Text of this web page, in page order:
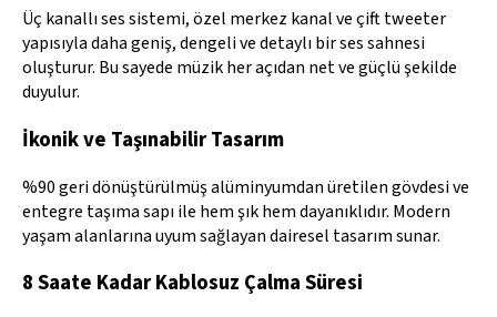
Üç kanallı ses sistemi, özel merkez kanal ve çift tweeter
yapısıyla daha geniş, dengeli ve detaylı bir ses sahnesi
oluşturur. Bu sayede müzik her açıdan net ve güçlü şekilde
duyulur.
İkonik ve Taşınabilir Tasarım
%90 geri dönüştürülmüş alüminyumdan üretilen gövdesi ve
entegre taşıma sapı ile hem şık hem dayanıklıdır. Modern
yaşam alanlarına uyum sağlayan dairesel tasarım sunar.
8 Saate Kadar Kablosuz Çalma Süresi